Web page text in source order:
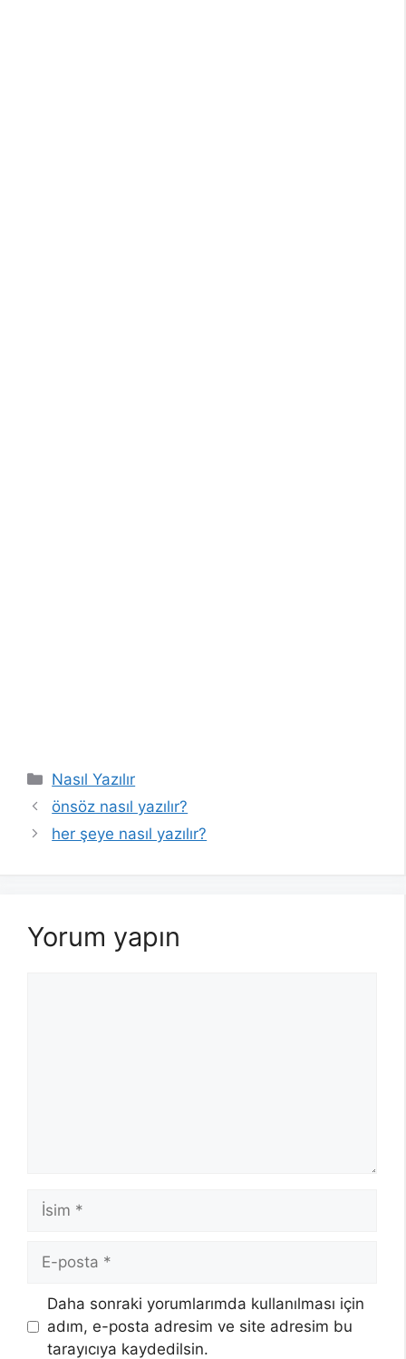
Kategoriler
Nasıl Yazılır
önsöz nasıl yazılır?
her şeye nasıl yazılır?
Yorum yapın
İsim
posta
Daha sonraki yorumlarımda kullanılması için
adım, e-posta adresim ve site adresim bu
tarayıcıya kaydedilsin.